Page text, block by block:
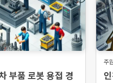
부품 로봇 용접 경
주